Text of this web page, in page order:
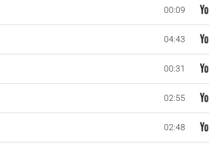
00:09
04:43
00:31
02:55
02:48